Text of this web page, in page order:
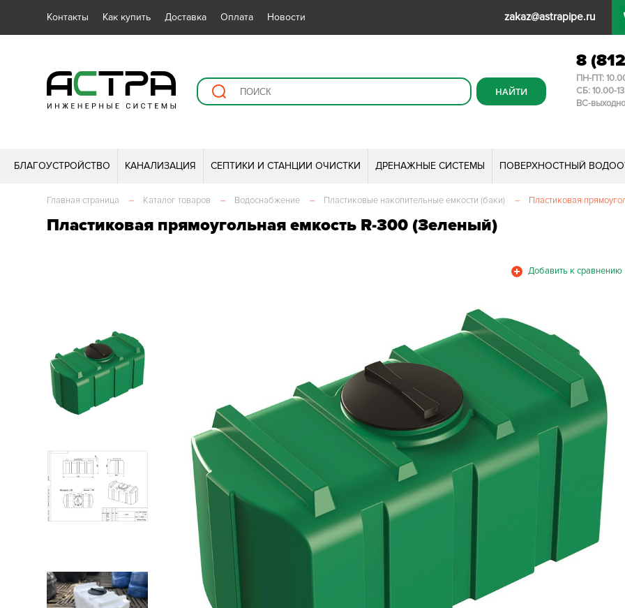
Контакты Как купить Доставка Оплата Новости zakaz@astrapipe.ru
8
ПН-ПТ:
СБ: 10.00-
ВС-
БЛАГОУСТРОЙСТВО КАНАЛИЗАЦИЯ СЕПТИКИ И СТАНЦИИ ОЧИСТКИ ДРЕНАЖНЫЕ СИСТЕМЫ ПОВЕРХНОСТНЫЙ
Главная страница – Каталог товаров – Водоснабжение – Пластиковые накопительные емкости (баки) – Пластиковая
Пластиковая прямоугольная емкость R-300 (Зеленый)